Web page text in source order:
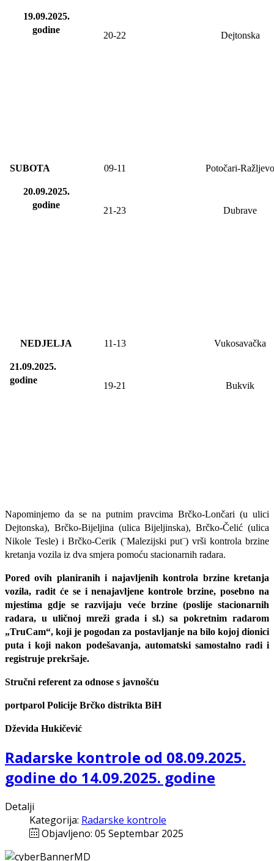
19.09.2025.
godine
20-22 Dejtonska
SUBOTA
20.09.2025.
godine
09-11 Potočari-Ražljevo
21-23 Dubrave
NEDJELJA
21.09.2025.
godine
11-13 Vukosavačka
19-21 Bukvik
Napominjemo da se na putnim pravcima Brčko-Lončari (u ulici
Dejtonska), Brčko-Bijeljina (ulica Bijeljinska), Brčko-Čelić (ulica
Nikole Tesle) i Brčko-Cerik (¨Malezijski put¨) vrši kontrola brzine
kretanja vozila iz dva smjera pomoću stacionarnih radara.
Pored ovih planiranih i najavljenih kontrola brzine kretanja
vozila, radit će se i nenajavljene kontrole brzine, posebno na
mjestima gdje se razvijaju veće brzine (poslije stacionarnih
radara, u uličnoj mreži grada i sl.) sa pokretnim radarom
„TruCam“, koji je pogodan za postavljanje na bilo kojoj dionici
puta i koji nakon podešavanja, automatski samostalno radi i
registruje prekršaje.
Stručni referent za odnose s javnošću
portparol Policije Brčko distrikta BiH
Dževida Hukičević
Radarske kontrole od 08.09.2025.
godine do 14.09.2025. godine
Detalji
Kategorija: Radarske kontrole
Objavljeno: 05 Septembar 2025